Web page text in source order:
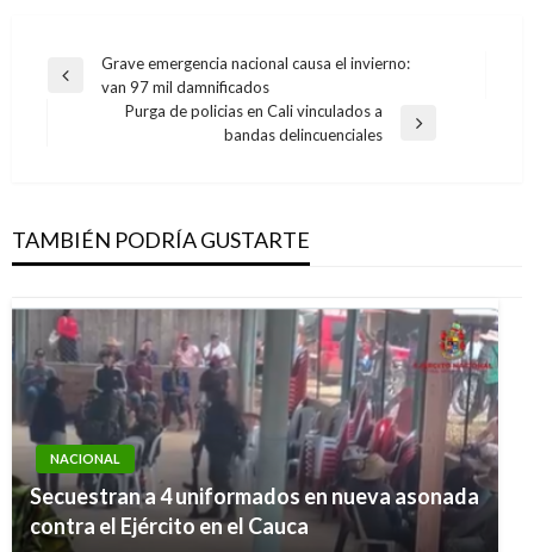
Navegación
Entrada
Grave emergencia nacional causa el invierno:
van 97 mil damnificados
Purga de policias en Cali vinculados a
bandas delincuenciales
TAMBIÉN PODRÍA GUSTARTE
NACIONAL
Secuestran a 4 uniformados en nueva asonada
contra el Ejército en el Cauca